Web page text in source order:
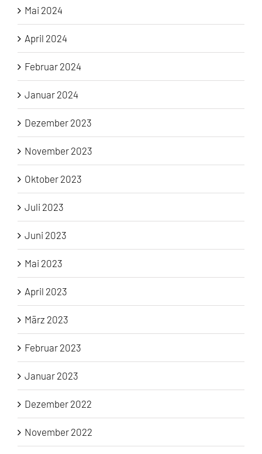
Mai 2024
April 2024
Februar 2024
Januar 2024
Dezember 2023
November 2023
Oktober 2023
Juli 2023
Juni 2023
Mai 2023
April 2023
März 2023
Februar 2023
Januar 2023
Dezember 2022
November 2022